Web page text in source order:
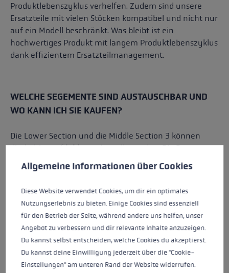
Produktlebenszyklus verhelfen. Zudem sind unsere
Ersatzteile mit vielen Stöcken kompatibel und nicht nur
auf ein Modell beschränkt. Was bleibt ist ein
hochwertiges Produkt mit langem Produktlebenszyklus
dank effizientem Ersatzteilmanagement.
WELCHE SEGEMENTE SIND AUSTAUSCHBAR UND
WO KANN ICH SIE KAUFEN?
Die Lower Section und die Middle Section 3 können
direkt hier aufleki.combestellt werden. Die Reperatur
lässt sich schnell und einfach zu Hause durchführen.
Die anderen Segemente können profesionell vom
werden. Um dein passendes Ersatzteil zu finden nutze
einfach unserenErsatzteilfinder . Wir zeigen dir dann
wie du deinen Stock selbst reparieren kannst oder wo
dir geholfen wird.
Cookie-Voreinstellungen
Allgemeine Informationen über Cookies
Diese Website verwendet Cookies, um dir ein optimales
Nutzungserlebnis zu bieten. Einige Cookies sind essenziell
für den Betrieb der Seite, während andere uns helfen, unser
Angebot zu verbessern und dir relevante Inhalte anzuzeigen.
Du kannst selbst entscheiden, welche Cookies du akzeptierst.
Du kannst deine Einwilligung jederzeit über die "Cookie-
Einstellungen" am unteren Rand der Website widerrufen.